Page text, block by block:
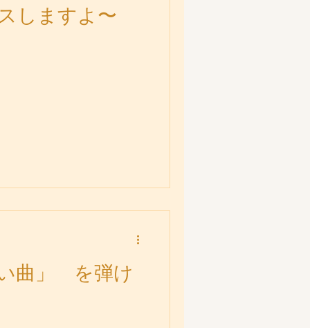
しますよ〜
曲」 を弾け